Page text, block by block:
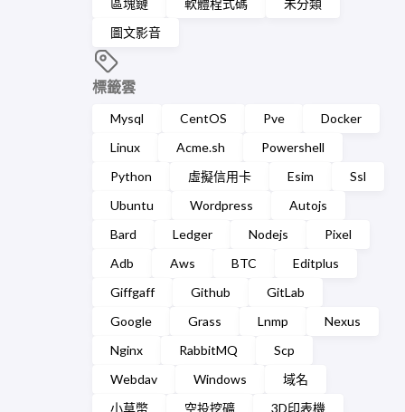
區塊鏈
軟體程式碼
未分類
圖文影音
標籤雲
Mysql CentOS Pve
Docker
Linux
Acme.sh
Powershell
Python
虛擬信用卡 Esim
Ssl
Ubuntu
Wordpress
Autojs
Bard
Ledger Nodejs
Pixel
Adb
Aws BTC
Editplus
Giffgaff
Github
GitLab
Google
Grass Lnmp
Nexus
Nginx
RabbitMQ
Scp
Webdav
Windows
域名
小草幣
空投挖礦 3D印表機